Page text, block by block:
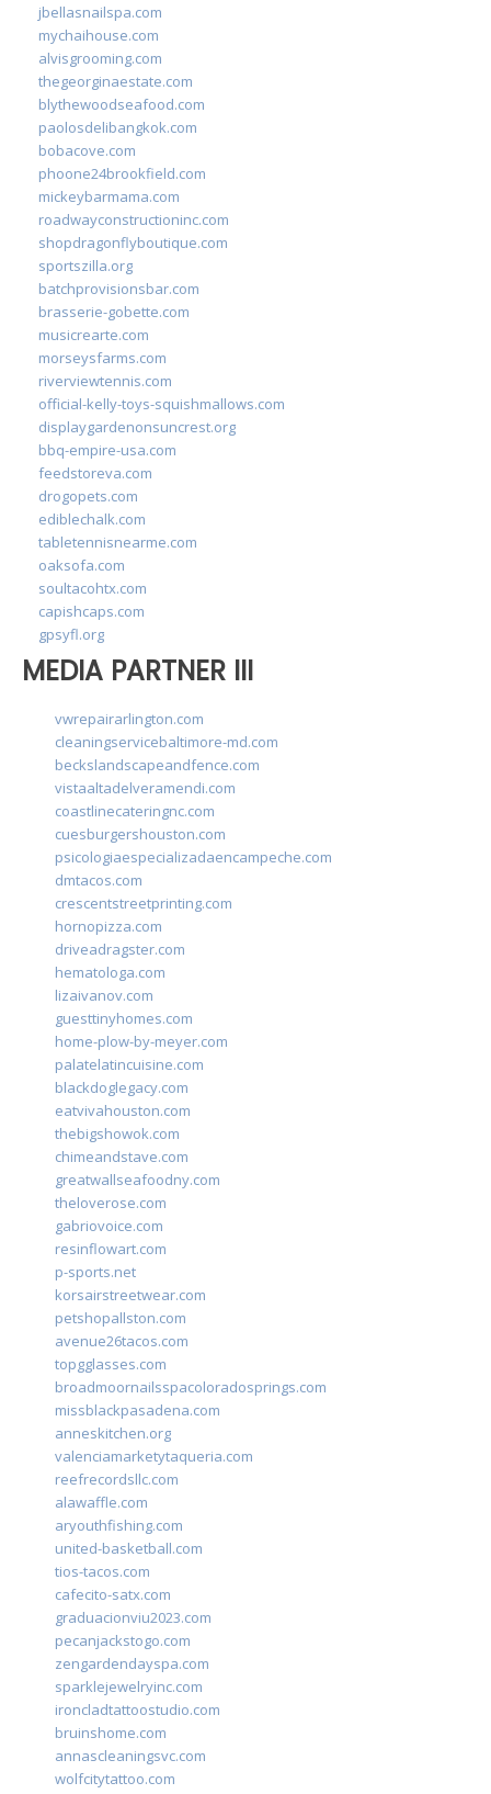
jbellasnailspa.com
mychaihouse.com
alvisgrooming.com
thegeorginaestate.com
blythewoodseafood.com
paolosdelibangkok.com
bobacove.com
phoone24brookfield.com
mickeybarmama.com
roadwayconstructioninc.com
shopdragonflyboutique.com
sportszilla.org
batchprovisionsbar.com
brasserie-gobette.com
musicrearte.com
morseysfarms.com
riverviewtennis.com
official-kelly-toys-squishmallows.com
displaygardenonsuncrest.org
bbq-empire-usa.com
feedstoreva.com
drogopets.com
ediblechalk.com
tabletennisnearme.com
oaksofa.com
soultacohtx.com
capishcaps.com
gpsyfl.org
MEDIA PARTNER III
vwrepairarlington.com
cleaningservicebaltimore-md.com
beckslandscapeandfence.com
vistaaltadelveramendi.com
coastlinecateringnc.com
cuesburgershouston.com
psicologiaespecializadaencampeche.com
dmtacos.com
crescentstreetprinting.com
hornopizza.com
driveadragster.com
hematologa.com
lizaivanov.com
guesttinyhomes.com
home-plow-by-meyer.com
palatelatincuisine.com
blackdoglegacy.com
eatvivahouston.com
thebigshowok.com
chimeandstave.com
greatwallseafoodny.com
theloverose.com
gabriovoice.com
resinflowart.com
p-sports.net
korsairstreetwear.com
petshopallston.com
avenue26tacos.com
topgglasses.com
broadmoornailsspacoloradosprings.com
missblackpasadena.com
anneskitchen.org
valenciamarketytaqueria.com
reefrecordsllc.com
alawaffle.com
aryouthfishing.com
united-basketball.com
tios-tacos.com
cafecito-satx.com
graduacionviu2023.com
pecanjackstogo.com
zengardendayspa.com
sparklejewelryinc.com
ironcladtattoostudio.com
bruinshome.com
annascleaningsvc.com
wolfcitytattoo.com